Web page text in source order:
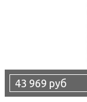
43 969 руб